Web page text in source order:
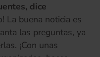
dice
La buena noticia es
las preguntas, ya
¡Con unas